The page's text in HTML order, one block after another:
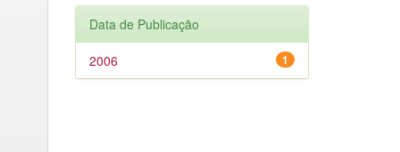
Data de Publicação
1
2006